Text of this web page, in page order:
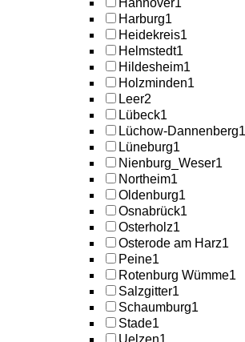
Hannover1
Harburg1
Heidekreis1
Helmstedt1
Hildesheim1
Holzminden1
Leer2
Lübeck1
Lüchow-Dannenberg1
Lüneburg1
Nienburg_Weser1
Northeim1
Oldenburg1
Osnabrück1
Osterholz1
Osterode am Harz1
Peine1
Rotenburg Wümme1
Salzgitter1
Schaumburg1
Stade1
Uelzen1